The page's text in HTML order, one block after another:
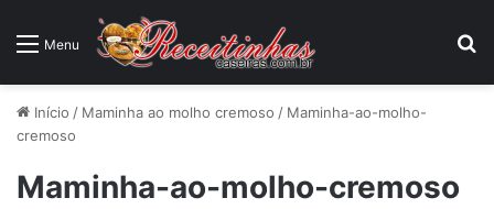
Menu
Início / Maminha ao molho cremoso / Maminha-ao-molho-
cremoso
Maminha-ao-molho-cremoso